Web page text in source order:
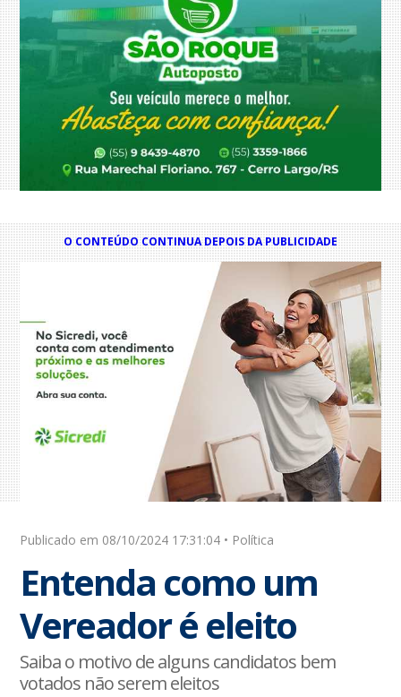
O CONTEÚDO CONTINUA DEPOIS DA PUBLICIDADE
Publicado em 08/10/2024 17:31:04 • Política
Entenda como um
Vereador é eleito
Saiba o motivo de alguns candidatos bem
votados não serem eleitos